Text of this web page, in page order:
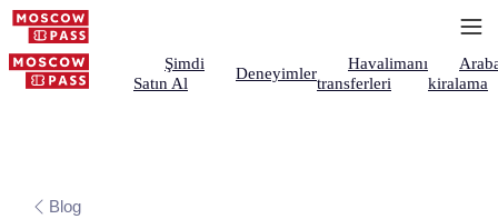
Şimdi
Satın Al
Deneyimler
Havalimanı
transferleri
kiralama
Blog